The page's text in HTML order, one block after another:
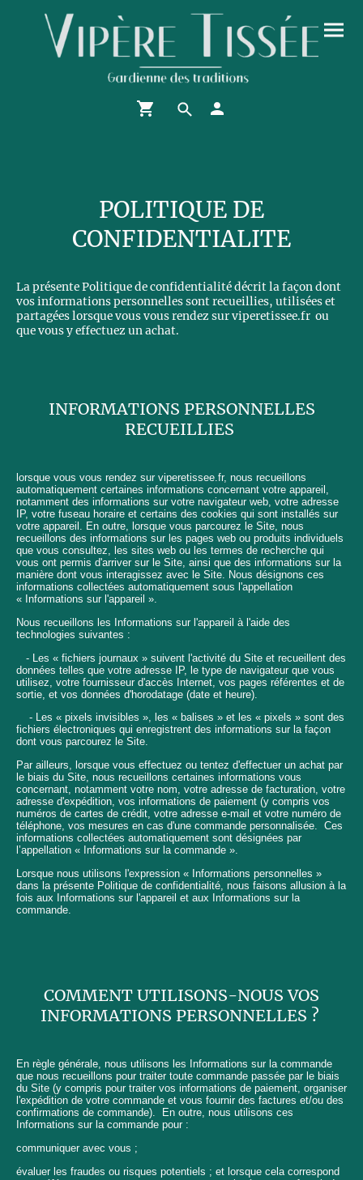
POLITIQUE DE
CONFIDENTIALITE
La présente Politique de confidentialité décrit la façon dont
vos informations personnelles sont recueillies, utilisées et
partagées lorsque vous vous rendez sur viperetissee.fr ou
que vous y effectuez un achat.
INFORMATIONS PERSONNELLES
RECUEILLIES
lorsque vous vous rendez sur viperetissee.fr, nous recueillons
automatiquement certaines informations concernant votre appareil,
notamment des informations sur votre navigateur web, votre adresse
IP, votre fuseau horaire et certains des cookies qui sont installés sur
votre appareil. En outre, lorsque vous parcourez le Site, nous
recueillons des informations sur les pages web ou produits individuels
que vous consultez, les sites web ou les termes de recherche qui
vous ont permis d'arriver sur le Site, ainsi que des informations sur la
manière dont vous interagissez avec le Site. Nous désignons ces
informations collectées automatiquement sous l'appellation
« Informations sur l'appareil ».
Nous recueillons les Informations sur l'appareil à l'aide des
technologies suivantes :
- Les « fichiers journaux » suivent l'activité du Site et recueillent des
données telles que votre adresse IP, le type de navigateur que vous
utilisez, votre fournisseur d'accès Internet, vos pages référentes et de
sortie, et vos données d'horodatage (date et heure).
- Les « pixels invisibles », les « balises » et les « pixels » sont des
fichiers électroniques qui enregistrent des informations sur la façon
dont vous parcourez le Site.
Par ailleurs, lorsque vous effectuez ou tentez d'effectuer un achat par
le biais du Site, nous recueillons certaines informations vous
concernant, notamment votre nom, votre adresse de facturation, votre
adresse d'expédition, vos informations de paiement (y compris vos
numéros de cartes de crédit, votre adresse e-mail et votre numéro de
téléphone, vos mesures en cas d'une commande personnalisée. Ces
informations collectées automatiquement sont désignées par
l’appellation « Informations sur la commande ».
Lorsque nous utilisons l'expression « Informations personnelles »
dans la présente Politique de confidentialité, nous faisons allusion à la
fois aux Informations sur l'appareil et aux Informations sur la
commande.
COMMENT UTILISONS-NOUS VOS
INFORMATIONS PERSONNELLES ?
En règle générale, nous utilisons les Informations sur la commande
que nous recueillons pour traiter toute commande passée par le biais
du Site (y compris pour traiter vos informations de paiement, organiser
l'expédition de votre commande et vous fournir des factures et/ou des
confirmations de commande). En outre, nous utilisons ces
Informations sur la commande pour :
communiquer avec vous ;
évaluer les fraudes ou risques potentiels ; et lorsque cela correspond